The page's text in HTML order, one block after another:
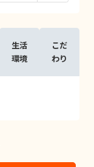
生活
環境
こだ
わり